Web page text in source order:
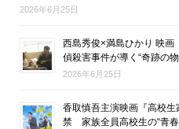
2026年6月25日
西島秀俊×満島ひかり 映
偵殺害事件が導く“奇跡の
2026年6月25日
香取慎吾主演映画『高校
禁 家族全員高校生の“青